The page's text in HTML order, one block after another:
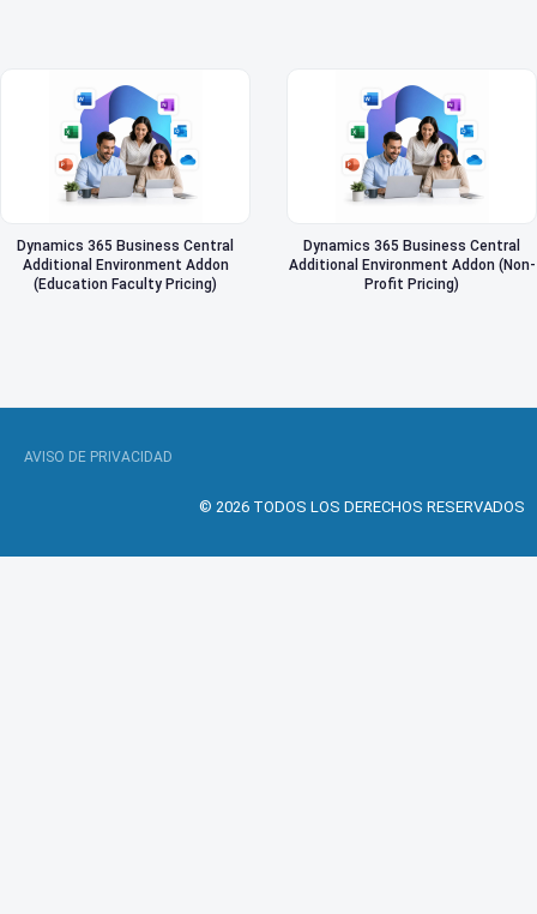
Dynamics 365 Business Central
Additional Environment Addon
(Education Faculty Pricing)
Dynamics 365 Business Central
Additional Environment Addon (Non-
Profit Pricing)
AVISO DE PRIVACIDAD
© 2026 TODOS LOS DERECHOS RESERVADOS